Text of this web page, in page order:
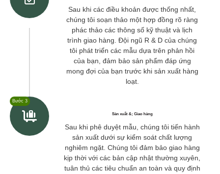
Sau khi các điều khoản được thống nhất,
chúng tôi soạn thảo một hợp đồng rõ ràng
phác thảo các thông số kỹ thuật và lịch
trình giao hàng. Đội ngũ R & D của chúng
tôi phát triển các mẫu dựa trên phản hồi
của bạn, đảm bảo sản phẩm đáp ứng
mong đợi của bạn trước khi sản xuất hàng
loạt.
Bước 3
Sản xuất &; Giao hàng
Sau khi phê duyệt mẫu, chúng tôi tiến hành
sản xuất dưới sự kiểm soát chất lượng
nghiêm ngặt. Chúng tôi đảm bảo giao hàng
kịp thời với các bản cập nhật thường xuyên,
tuân thủ các tiêu chuẩn an toàn và quy định